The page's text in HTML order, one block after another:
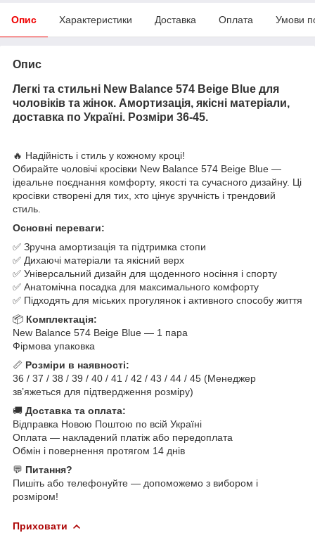
Опис Характеристики Доставка Оплата Умови
Опис
Легкі та стильні New Balance 574 Beige Blue для
чоловіків та жінок. Амортизація, якісні матеріали,
доставка по Україні. Розміри 36-45.
🔥 Надійність і стиль у кожному кроці!
Обирайте чоловічі кросівки New Balance 574 Beige Blue —
ідеальне поєднання комфорту, якості та сучасного дизайну. Ці
кросівки створені для тих, хто цінує зручність і трендовий
стиль.
Основні переваги:
✅ Зручна амортизація та підтримка стопи
✅ Дихаючі матеріали та якісний верх
✅ Універсальний дизайн для щоденного носіння і спорту
✅ Анатомічна посадка для максимального комфорту
✅ Підходять для міських прогулянок і активного способу життя
📦 Комплектація:
New Balance 574 Beige Blue — 1 пара
Фірмова упаковка
📏 Розміри в наявності:
36 / 37 / 38 / 39 / 40 / 41 / 42 / 43 / 44 / 45 (Менеджер
зв’яжеться для підтвердження розміру)
🚚 Доставка та оплата:
Відправка Новою Поштою по всій Україні
Оплата — накладений платіж або передоплата
Обмін і повернення протягом 14 днів
💬 Питання?
Пишіть або телефонуйте — допоможемо з вибором і
розміром!
Приховати